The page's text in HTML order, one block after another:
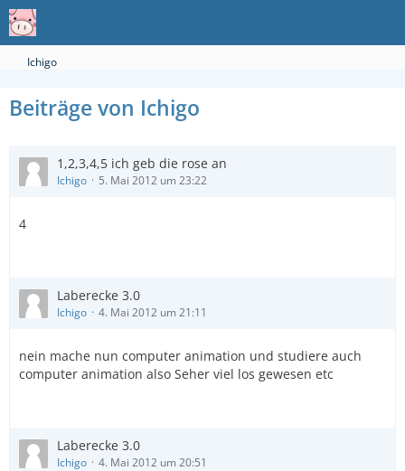
Ichigo
Beiträge von Ichigo
1,2,3,4,5 ich geb die rose an
Ichigo 5. Mai 2012 um 23:22
4
Laberecke 3.0
Ichigo 4. Mai 2012 um 21:11
nein mache nun computer animation und studiere auch
computer animation also Seher viel los gewesen etc
Laberecke 3.0
Ichigo 4. Mai 2012 um 20:51